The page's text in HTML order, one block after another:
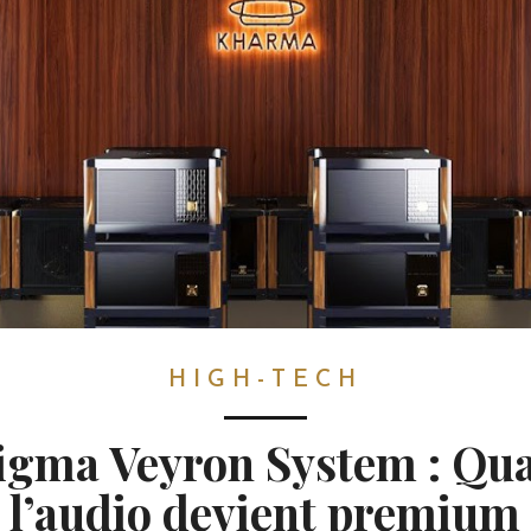
HIGH-TECH
Veyron System :
l’audio devient premium